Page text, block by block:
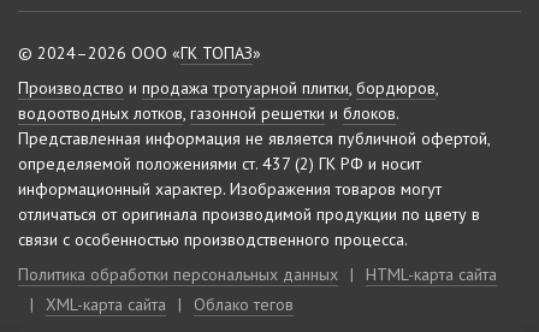
© 2024–2026 ООО «ГК ТОПАЗ»
Производство и продажа тротуарной плитки, бордюров,
водоотводных лотков, газонной решетки и блоков.
Представленная информация не является публичной офертой,
определяемой положениями ст. 437 (2) ГК РФ и носит
информационный характер. Изображения товаров могут
отличаться от оригинала производимой продукции по цвету в
связи с особенностью производственного процесса.
Политика обработки персональных данных
|
HTML-карта сайта
|
XML-карта сайта | Облако тегов